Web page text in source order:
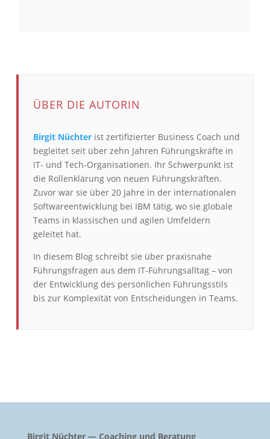
ÜBER DIE AUTORIN
Birgit Nüchter ist zertifizierter Business Coach und
begleitet seit über zehn Jahren Führungskräfte in
IT- und Tech-Organisationen. Ihr Schwerpunkt ist
die Rollenklärung von neuen Führungskräften.
Zuvor war sie über 20 Jahre in der internationalen
Softwareentwicklung bei IBM tätig, wo sie globale
Teams in klassischen und agilen Umfeldern
geleitet hat.
In diesem Blog schreibt sie über praxisnahe
Führungsfragen aus dem IT-Führungsalltag – von
der Entwicklung des persönlichen Führungsstils
bis zur Komplexität von Entscheidungen in Teams.
Birgit Nüchter — Coaching und Beratung